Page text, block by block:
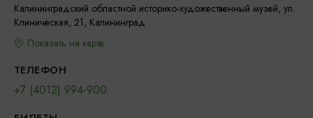
Калининградский областной историко-художественный музей, ул.
Клиническая, 21, Калининград
Показать на карте
ТЕЛЕФОН
+7 (4012) 994-900